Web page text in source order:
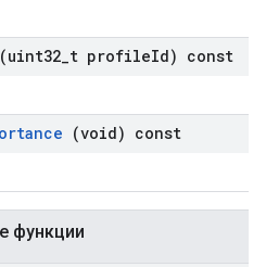
(uint32 t profileId) const
(void) const
функции